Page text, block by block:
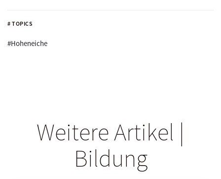
# TOPICS
#Hoheneiche
Weitere Artikel |
Bildung